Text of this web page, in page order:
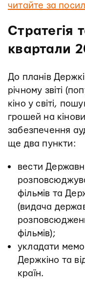
читайте за
Стратегія
квартали
До планів
річному звіті
кіно у світі,
грошей на
забезпечення
ще два пункти:
вести
фільмів та
(видача
фільмів);
укладати
Держкіно та
країн.